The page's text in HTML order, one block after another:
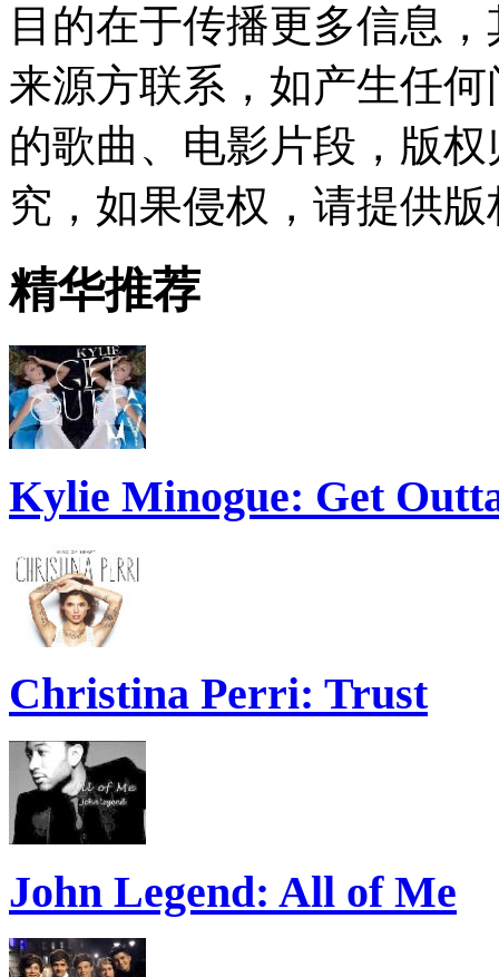
目的在于传播更多信息
来源方联系，如产生任
的歌曲、电影片段，版
究，如果侵权，请提供
精华推荐
Kylie Minogue: Get
Christina Perri: Trust
John Legend: All of Me